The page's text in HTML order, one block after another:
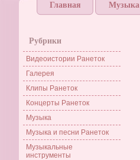
Главная Музыка
Рубрики
Видеоистории Ранеток
Галерея
Клипы Ранеток
Концерты Ранеток
Музыка
Музыка и песни Ранеток
Музыкальные
инструменты